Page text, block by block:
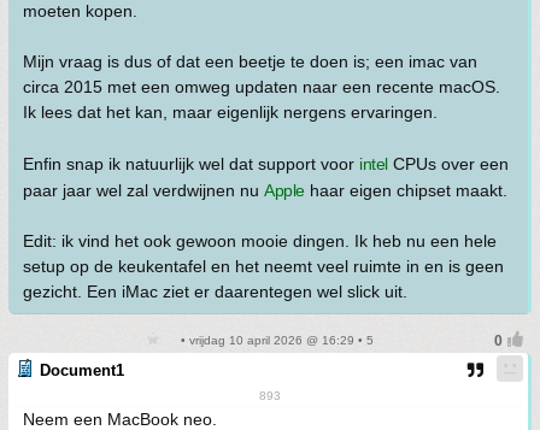
moeten kopen.
Mijn vraag is dus of dat een beetje te doen is; een imac van
circa 2015 met een omweg updaten naar een recente macOS.
Ik lees dat het kan, maar eigenlijk nergens ervaringen.
Enfin snap ik natuurlijk wel dat support voor intelCPUs over een
paar jaar wel zal verdwijnen nu Applehaar eigen chipset maakt.
Edit: ik vind het ook gewoon mooie dingen. Ik heb nu een hele
setup op de keukentafel en het neemt veel ruimte in en is geen
gezicht. Een iMac ziet er daarentegen wel slick uit.
• vrijdag 10 april 2026 @ 16:29 • 5
Document1
893
Neem een MacBook neo.